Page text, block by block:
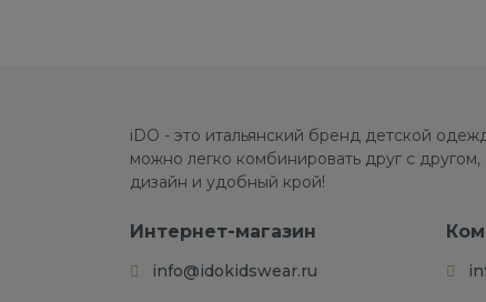
iDO - это итальянский бренд детской
можно легко комбинировать друг с
дизайн и удобный крой!
Интернет-магазин
info@idokidswear.ru